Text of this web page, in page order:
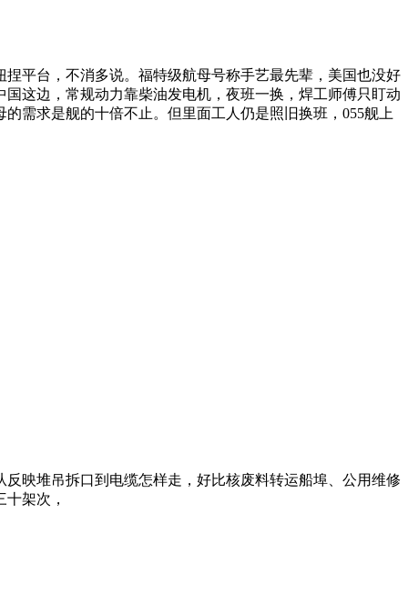
平台，不消多说。福特级航母号称手艺最先辈，美国也没好
这边，常规动力靠柴油发电机，夜班一换，焊工师傅只盯动
需求是舰的十倍不止。但里面工人仍是照旧换班，055舰上
映堆吊拆口到电缆怎样走，好比核废料转运船埠、公用维修
架次，